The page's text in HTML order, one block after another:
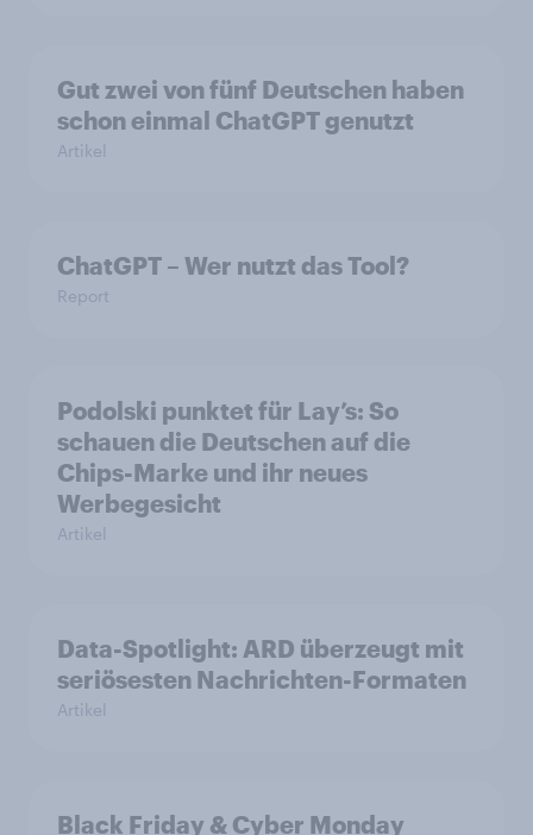
Gut zwei von fünf Deutschen haben
schon einmal ChatGPT genutzt
Artikel
ChatGPT – Wer nutzt das Tool?
Report
Podolski punktet für Lay’s: So
schauen die Deutschen auf die
Chips-Marke und ihr neues
Werbegesicht
Artikel
Data-Spotlight: ARD überzeugt mit
seriösesten Nachrichten-Formaten
Artikel
Black Friday & Cyber Monday